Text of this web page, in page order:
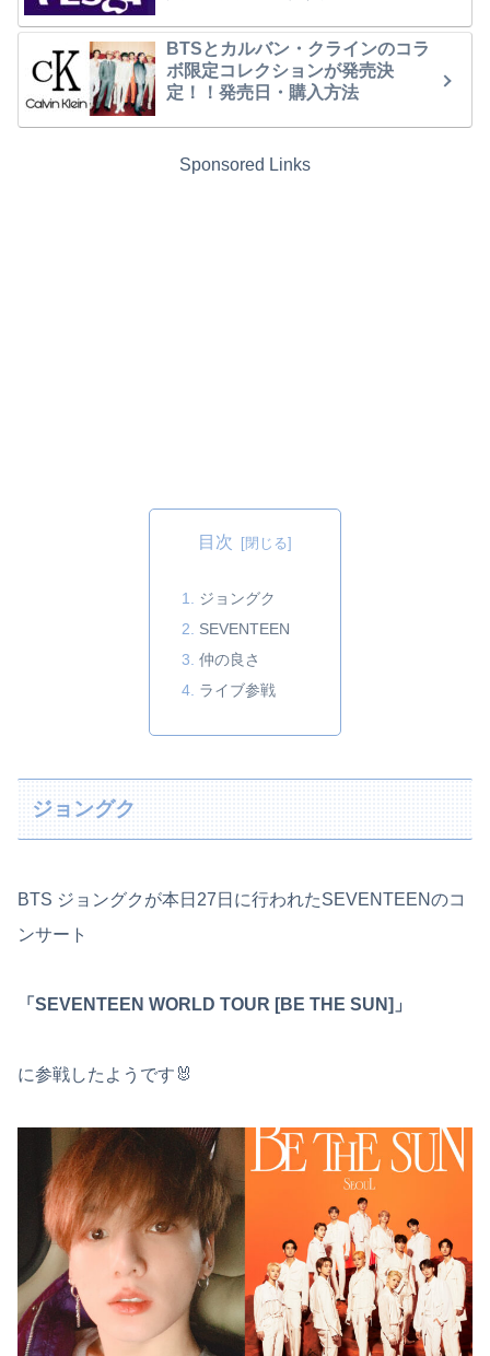
BTSとカルバン・クラインのコラ
ボ限定コレクションが発売決
定！！発売日・購入方法
Sponsored Links
目次
ジョングク
SEVENTEEN
仲の良さ
ライブ参戦
ジョングク
BTS ジョングクが本日27日に行われたSEVENTEENのコ
ンサート
「SEVENTEEN WORLD TOUR [BE THE SUN]」
に参戦したようです🐰